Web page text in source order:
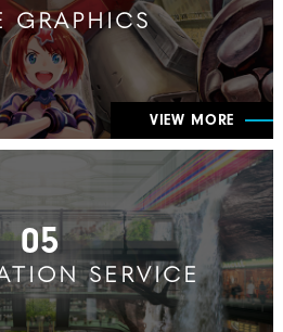
GRAPHICS
VIEW MORE
05
SERVICE